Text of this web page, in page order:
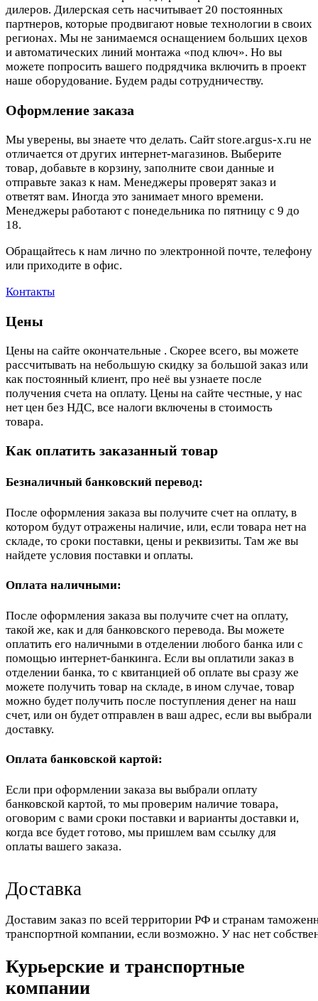
дилеров. Дилерская сеть насчитывает 20 постоянных
партнеров, которые продвигают новые технологии в своих
регионах. Мы не занимаемся оснащением больших цехов
и автоматических линий монтажа «под ключ». Но вы
можете попросить вашего подрядчика включить в проект
наше оборудование. Будем рады сотрудничеству.
Оформление заказа
Мы уверены, вы знаете что делать. Сайт store.argus-x.ru не
отличается от других интернет-магазинов. Выберите
товар, добавьте в корзину, заполните свои данные и
отправьте заказ к нам. Менеджеры проверят заказ и
ответят вам. Иногда это занимает много времени.
Менеджеры работают с понедельника по пятницу с 9 до
18.
Обращайтесь к нам лично по электронной почте, телефону
или приходите в офис.
Контакты
Цены
Цены на сайте окончательные . Скорее всего, вы можете
рассчитывать на небольшую скидку за большой заказ или
как постоянный клиент, про неё вы узнаете после
получения счета на оплату. Цены на сайте честные, у нас
нет цен без НДС, все налоги включены в стоимость
товара.
Как оплатить заказанный товар
Безналичный банковский перевод:
После оформления заказа вы получите счет на оплату, в
котором будут отражены наличие, или, если товара нет на
складе, то сроки поставки, цены и реквизиты. Там же вы
найдете условия поставки и оплаты.
Оплата наличными:
После оформления заказа вы получите счет на оплату,
такой же, как и для банковского перевода. Вы можете
оплатить его наличными в отделении любого банка или с
помощью интернет-банкинга. Если вы оплатили заказ в
отделении банка, то с квитанцией об оплате вы сразу же
можете получить товар на складе, в ином случае, товар
можно будет получить после поступления денег на наш
счет, или он будет отправлен в ваш адрес, если вы выбрали
доставку.
Оплата банковской картой:
Если при оформлении заказа вы выбрали оплату
банковской картой, то мы проверим наличие товара,
оговорим с вами сроки поставки и варианты доставки и,
когда все будет готово, мы пришлем вам ссылку для
оплаты вашего заказа.
Доставка
Доставим заказ по всей территории РФ и странам
транспортной компании, если возможно. У нас нет
Курьерские и транспортные
компании